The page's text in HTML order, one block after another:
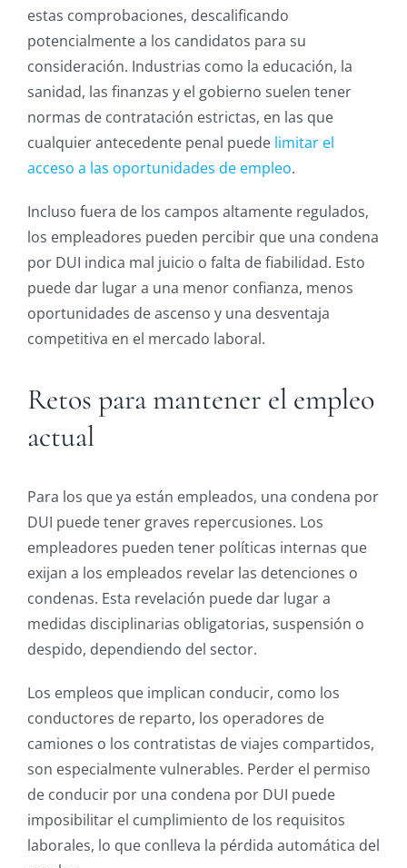
estas comprobaciones, descalificando
potencialmente a los candidatos para su
consideración. Industrias como la educación, la
sanidad, las finanzas y el gobierno suelen tener
normas de contratación estrictas, en las que
cualquier antecedente penal puede limitar el
acceso a las oportunidades de empleo.
Incluso fuera de los campos altamente regulados,
los empleadores pueden percibir que una condena
por DUI indica mal juicio o falta de fiabilidad. Esto
puede dar lugar a una menor confianza, menos
oportunidades de ascenso y una desventaja
competitiva en el mercado laboral.
Retos para mantener el empleo
actual
Para los que ya están empleados, una condena por
DUI puede tener graves repercusiones. Los
empleadores pueden tener políticas internas que
exijan a los empleados revelar las detenciones o
condenas. Esta revelación puede dar lugar a
medidas disciplinarias obligatorias, suspensión o
despido, dependiendo del sector.
Los empleos que implican conducir, como los
conductores de reparto, los operadores de
camiones o los contratistas de viajes compartidos,
son especialmente vulnerables. Perder el permiso
de conducir por una condena por DUI puede
imposibilitar el cumplimiento de los requisitos
laborales, lo que conlleva la pérdida automática del